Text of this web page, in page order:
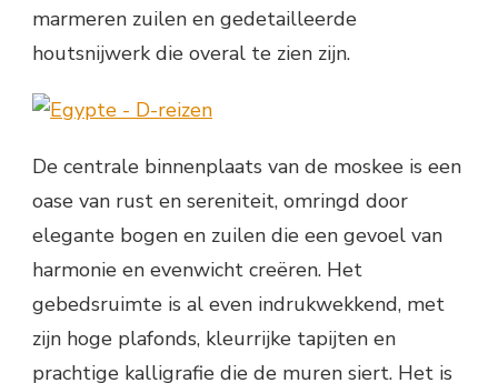
marmeren zuilen en gedetailleerde
houtsnijwerk die overal te zien zijn.
De centrale binnenplaats van de moskee is een
oase van rust en sereniteit, omringd door
elegante bogen en zuilen die een gevoel van
harmonie en evenwicht creëren. Het
gebedsruimte is al even indrukwekkend, met
zijn hoge plafonds, kleurrijke tapijten en
prachtige kalligrafie die de muren siert. Het is